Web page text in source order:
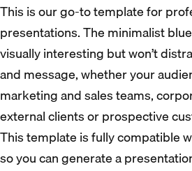
This is our go-to template for
presentations. The minimalist
visually interesting but won’t
and message, whether your
marketing and sales teams,
external clients or prospective
This template is fully compatible
so you can generate a